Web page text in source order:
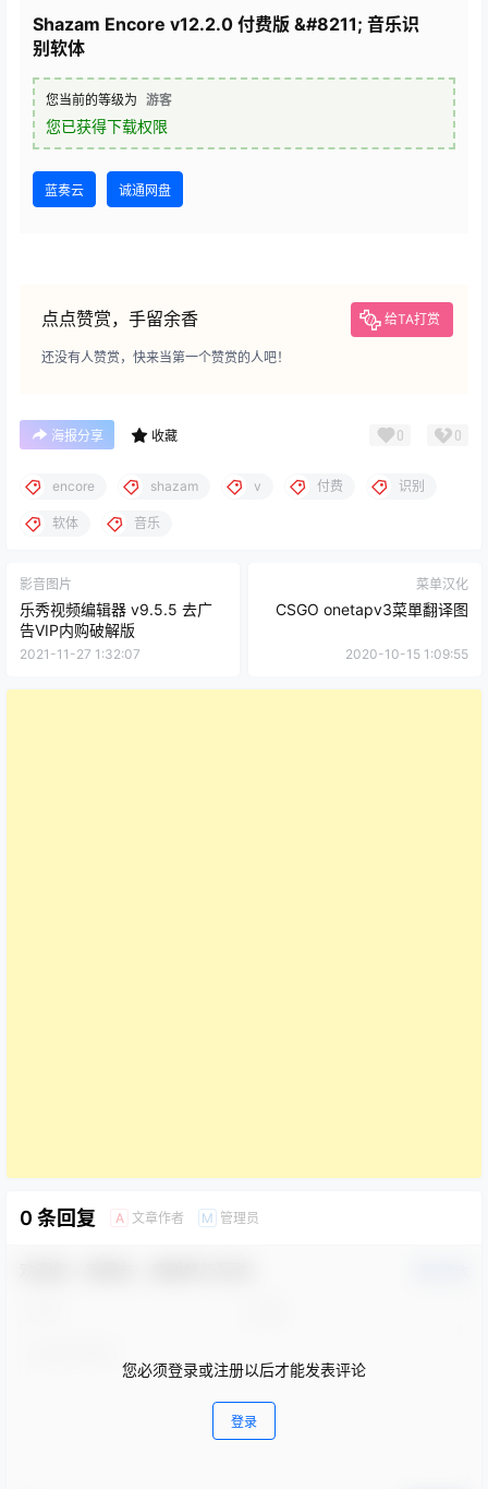
Shazam Encore v12.2.0 付费版 &#8211; 音乐识
别软体
您当前的等级为 游客
您已获得下载权限
蓝奏云 诚通网盘
点点赞赏，手留余香 给TA打赏
还没有人赞赏，快来当第一个赞赏的人吧！
海报分享 收藏 0 0
encore shazam v 付费 识别
软体 音乐
影音图片
乐秀视频编辑器 v9.5.5 去广
告VIP内购破解版
2021-11-27 1:32:07
菜单汉化
CSGO onetapv3菜單翻译图
2020-10-15 1:09:55
0 条回复 A 文章作者 M 管理员
您必须登录或注册以后才能发表评论
登录